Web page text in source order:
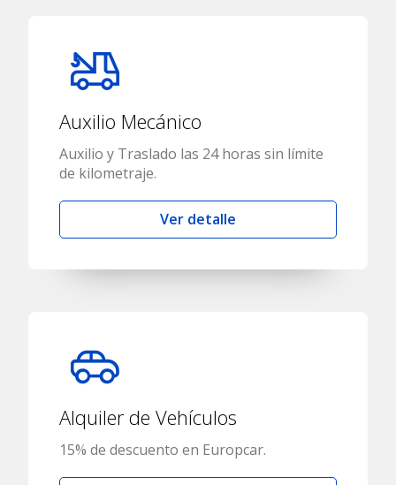
Auxilio Mecánico
Auxilio y Traslado las 24 horas sin límite
de kilometraje.
Ver detalle
Alquiler de Vehículos
15% de descuento en Europcar.